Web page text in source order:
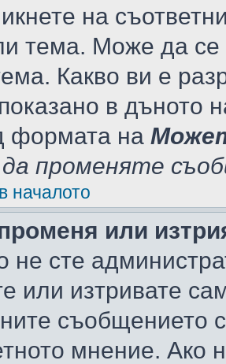
на
тема. Може да се
Какво ви е
в дъното
формата на
да променяте
началото
или
не сте
или изтривате
съобщението
мнение. Ако